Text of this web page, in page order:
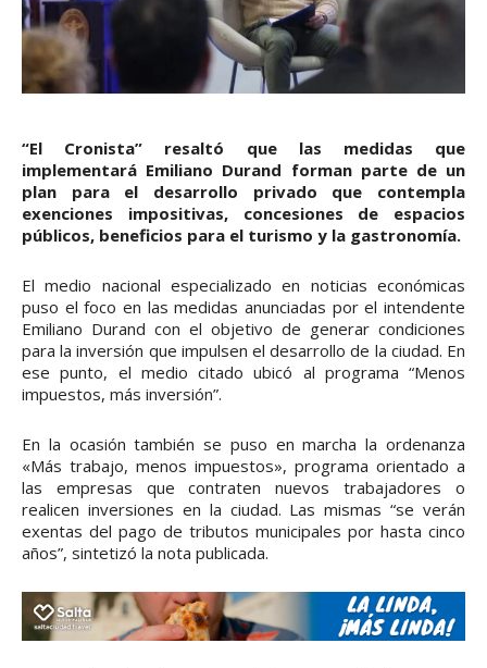
“El Cronista” resaltó que las medidas que
implementará Emiliano Durand forman parte de un
plan para el desarrollo privado que contempla
exenciones impositivas, concesiones de espacios
públicos, beneficios para el turismo y la gastronomía.
El medio nacional especializado en noticias económicas
puso el foco en las medidas anunciadas por el intendente
Emiliano Durand con el objetivo de generar condiciones
para la inversión que impulsen el desarrollo de la ciudad. En
ese punto, el medio citado ubicó al programa “Menos
impuestos, más inversión”.
En la ocasión también se puso en marcha la ordenanza
«Más trabajo, menos impuestos», programa orientado a
las empresas que contraten nuevos trabajadores o
realicen inversiones en la ciudad. Las mismas “se verán
exentas del pago de tributos municipales por hasta cinco
años”, sintetizó la nota publicada.